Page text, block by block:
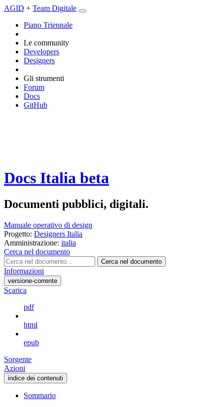
AGID + Team Digitale
Piano Triennale
Le community
Developers
Designers
Gli strumenti
Forum
Docs
GitHub
Docs Italia beta
Documenti pubblici, digitali.
Manuale operativo di design
Progetto: Designers Italia
Amministrazione: italia
Cerca nel documento
Cerca nel documento
Informazioni
versione-corrente
Scarica
pdf
html
epub
Sorgente
Azioni
indice dei contenuti
Sommario